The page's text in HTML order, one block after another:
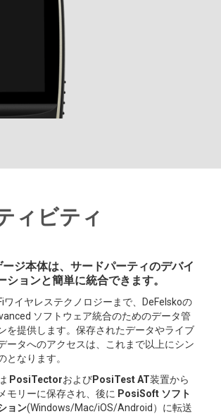
ィビティ
ジ本体は、サードパーティのデバイ
ションと簡単に統合できます。
ワイヤレステクノロジーまで、DeFelskoの
ソフトウェア統合のためのデータ管
を提供します。保存されたデータやライブ
ータへのアクセスは、これまで以上にシン
となります。
PosiTectorおよびPosiTest AT装置から
モリーに保存され、後に PosiSoft ソフト
ョン(Windows/Mac/iOS/Android）に転送